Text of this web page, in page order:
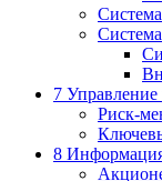
7 Управление
Риск-
8